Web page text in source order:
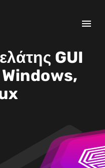
menu
GUI